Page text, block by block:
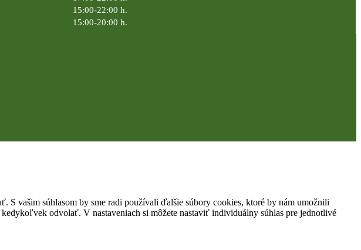
15:00-22:00 h.
15:00-20:00 h.
S vašim súhlasom by sme radi používali ďalšie súbory cookies, ktoré by nám umožnili
odvolať. V nastaveniach si môžete nastaviť individuálny súhlas pre jednotlivé